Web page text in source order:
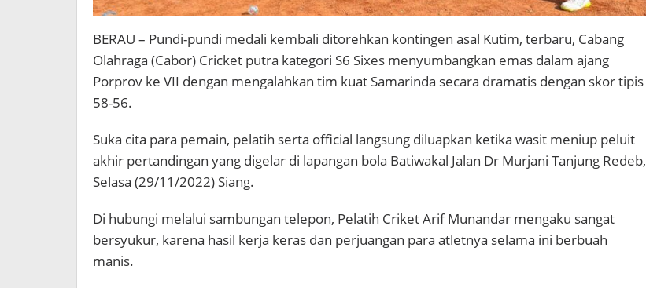
BERAU – Pundi-pundi medali kembali ditorehkan kontingen asal Kutim, terbaru, Cabang
Olahraga (Cabor) Cricket putra kategori S6 Sixes menyumbangkan emas dalam ajang
Porprov ke VII dengan mengalahkan tim kuat Samarinda secara dramatis dengan skor tipis
58-56.
Suka cita para pemain, pelatih serta official langsung diluapkan ketika wasit meniup peluit
akhir pertandingan yang digelar di lapangan bola Batiwakal Jalan Dr Murjani Tanjung Redeb,
Selasa (29/11/2022) Siang.
Di hubungi melalui sambungan telepon, Pelatih Criket Arif Munandar mengaku sangat
bersyukur, karena hasil kerja keras dan perjuangan para atletnya selama ini berbuah
manis.